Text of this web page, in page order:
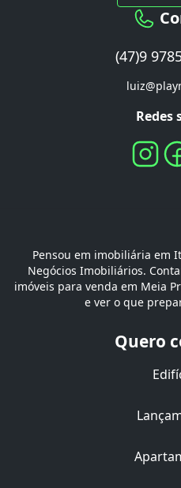
(47)9
Redes
Pensou em imobiliária em
Negócios Imobiliários.
imóveis para venda em Meia
e ver o que
Quero